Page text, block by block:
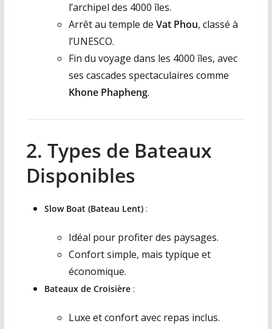
l’archipel des 4000 îles.
Arrêt au temple de Vat Phou, classé à
l’UNESCO.
Fin du voyage dans les 4000 îles, avec
ses cascades spectaculaires comme
Khone Phapheng.
2. Types de Bateaux
Disponibles
Slow Boat (Bateau Lent):
Idéal pour profiter des paysages.
Confort simple, mais typique et
économique.
Bateaux de Croisière:
Luxe et confort avec repas inclus.